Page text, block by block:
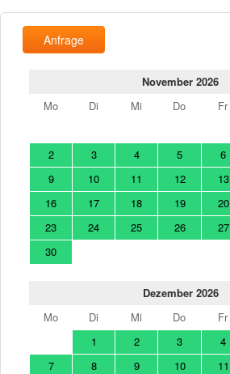
Anfrage
November 2026
Mo
Di Mi Do Fr
2
3 4 5 6
9
10 11 12 13
16
17 18 19 20
23
24 25 26 27
30
Dezember 2026
Mo
Di Mi Do Fr
1
2 3 4
7
8 9 10 11